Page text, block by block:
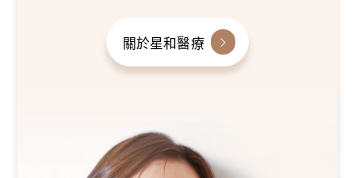
關於星和醫療